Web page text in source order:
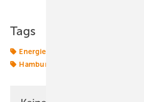
Tags
Energieversorger
Hamburg